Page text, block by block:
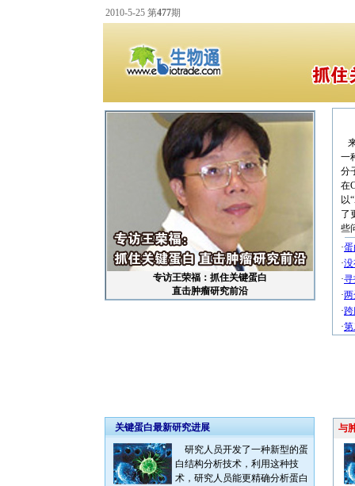
2010-5-25 第477期
专访王荣福：抓住关键蛋白
直击肿瘤研究前沿
一
分
在
以
了
些
·
·
·
·
·跨
·第
关键蛋白最新研究进展
研究人员开发了一种新型的蛋
白结构分析技术，利用这种技
术，研究人员能更精确分析蛋白
与